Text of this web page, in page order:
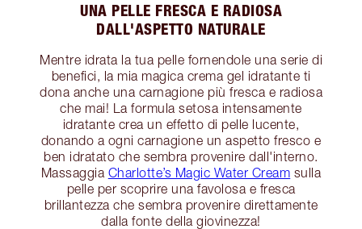
UNA PELLE FRESCA E RADIOSA
DALL'ASPETTO NATURALE
Mentre idrata la tua pelle fornendole una serie di
benefici, la mia magica crema gel idratante ti
dona anche una carnagione più fresca e radiosa
che mai! La formula setosa intensamente
idratante crea un effetto di pelle lucente,
donando a ogni carnagione un aspetto fresco e
ben idratato che sembra provenire dall'interno.
Massaggia Charlotte’s Magic Water Cream sulla
pelle per scoprire una favolosa e fresca
brillantezza che sembra provenire direttamente
dalla fonte della giovinezza!